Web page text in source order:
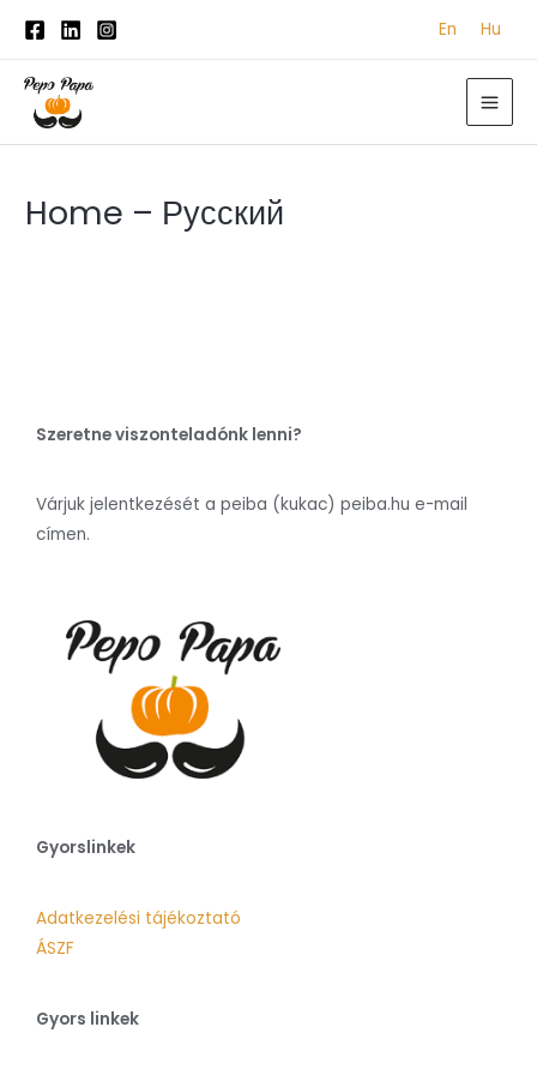
content
En Hu
Home – Русский
Szeretne viszonteladónk lenni?
Várjuk jelentkezését a peiba (kukac) peiba.hu e-mail
címen.
Gyorslinkek
Adatkezelési tájékoztató
ÁSZF
Gyors linkek